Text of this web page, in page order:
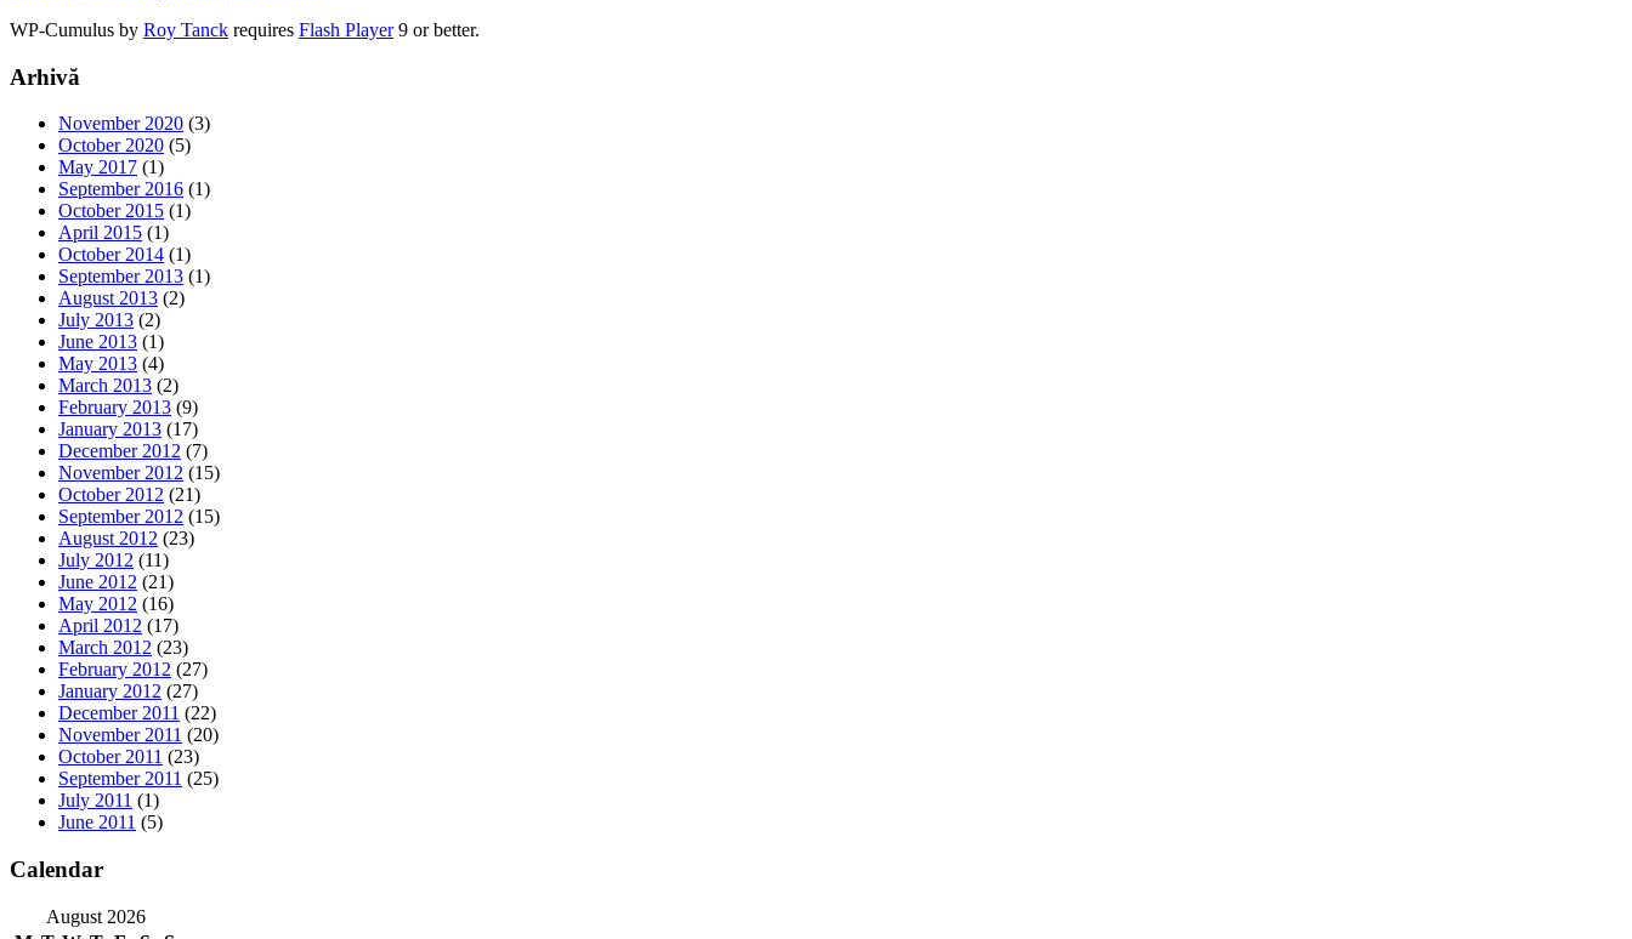
WP-Cumulus by Roy Tanck requires Flash Player9 or better.
Arhivă
November 2020 (3)
October 2020 (5)
May 2017 (1)
September 2016 (1)
October 2015 (1)
April 2015 (1)
October 2014 (1)
September 2013 (1)
August 2013 (2)
July 2013 (2)
June 2013 (1)
May 2013 (4)
March 2013 (2)
February 2013 (9)
January 2013 (17)
December 2012 (7)
November 2012 (15)
October 2012 (21)
September 2012 (15)
August 2012 (23)
July 2012 (11)
June 2012 (21)
May 2012 (16)
April 2012 (17)
March 2012 (23)
February 2012 (27)
January 2012 (27)
December 2011 (22)
November 2011 (20)
October 2011 (23)
September 2011 (25)
July 2011 (1)
June 2011 (5)
Calendar
August 2026